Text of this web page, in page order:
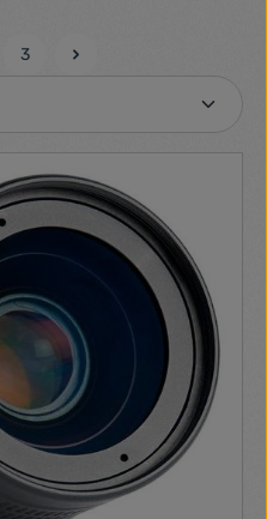
Oldal
3